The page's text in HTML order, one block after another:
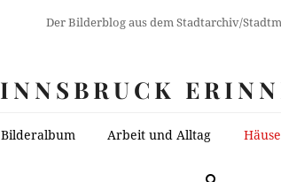
Der Bilderblog aus dem Stadtarchiv/
INNSBRUCK
Bilderalbum Arbeit und Alltag